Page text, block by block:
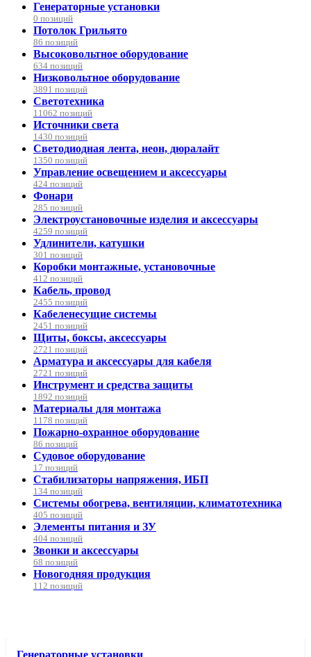
Генераторные установки
0 позиций
Потолок Грильято
86 позиций
Высоковольтное оборудование
634 позиций
Низковольтное оборудование
3891 позиций
Светотехника
11062 позиций
Источники света
1430 позиций
Светодиодная лента, неон, дюралайт
1350 позиций
Управление освещением и аксессуары
424 позиций
Фонари
285 позиций
Электроустановочные изделия и аксессуары
4259 позиций
Удлинители, катушки
301 позиций
Коробки монтажные, установочные
412 позиций
Кабель, провод
2455 позиций
Кабеленесущие системы
2451 позиций
Щиты, боксы, аксессуары
2721 позиций
Арматура и аксессуары для кабеля
2721 позиций
Инструмент и средства защиты
1892 позиций
Материалы для монтажа
1178 позиций
Пожарно-охранное оборудование
86 позиций
Судовое оборудование
17 позиций
Стабилизаторы напряжения, ИБП
134 позиций
Системы обогрева, вентиляции, климатотехника
405 позиций
Элементы питания и ЗУ
404 позиций
Звонки и аксессуары
68 позиций
Новогодняя продукция
112 позиций